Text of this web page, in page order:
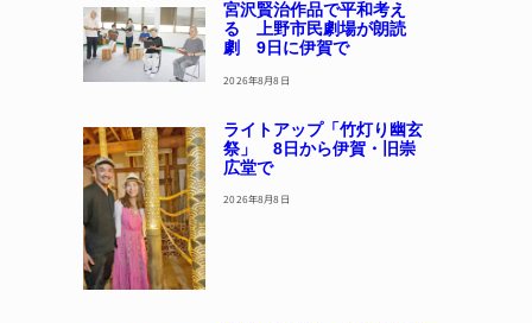
宮沢賢治作品で平和考え
る 上野市民劇場が朗読
劇 9日に伊賀で
2026年8月8日
ライトアップ「竹灯り幽玄
祭」 8日から伊賀・旧崇
広堂で
2026年8月8日